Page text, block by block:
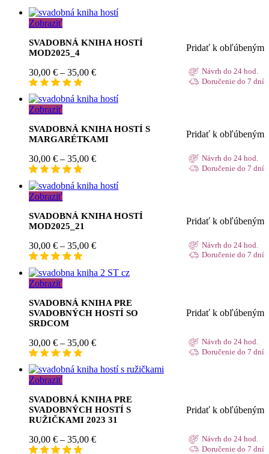
30,00 €
through
Zobraziť
SVADOBNÁ KNIHA HOSTÍ
MOD2025_4
Pridať k obľúbeným
30,00 € – 35,00 €Price
30,00 €
through
Návrh do 24 hod.
Doručenie do 7 dní
Zobraziť
SVADOBNÁ KNIHA HOSTÍ S
MARGARÉTKAMI
Pridať k obľúbeným
30,00 € – 35,00 €Price
30,00 €
through
Návrh do 24 hod.
Doručenie do 7 dní
Zobraziť
SVADOBNÁ KNIHA HOSTÍ
MOD2025_21
Pridať k obľúbeným
30,00 € – 35,00 €Price
through
Návrh do 24 hod.
Doručenie do 7 dní
Zobraziť
SVADOBNÁ KNIHA PRE
SVADOBNÝCH HOSTÍ SO
SRDCOM
Pridať k obľúbeným
30,00 € – 35,00 €Price
30,00 €
through
Návrh do 24 hod.
Doručenie do 7 dní
Zobraziť
SVADOBNÁ KNIHA PRE
SVADOBNÝCH HOSTÍ S
RUŽIČKAMI 2023 31
Pridať k obľúbeným
30,00 € – 35,00 €Price
Návrh do 24 hod.
Doručenie do 7 dní